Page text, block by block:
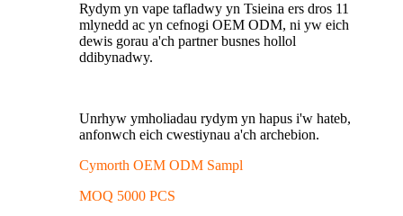
Rydym yn vape tafladwy yn Tsieina ers dros 11
mlynedd ac yn cefnogi OEM ODM, ni yw eich
dewis gorau a'ch partner busnes hollol
ddibynadwy.
Unrhyw ymholiadau rydym yn hapus i'w hateb,
anfonwch eich cwestiynau a'ch archebion.
Cymorth OEM ODM Sampl
MOQ 5000 PCS